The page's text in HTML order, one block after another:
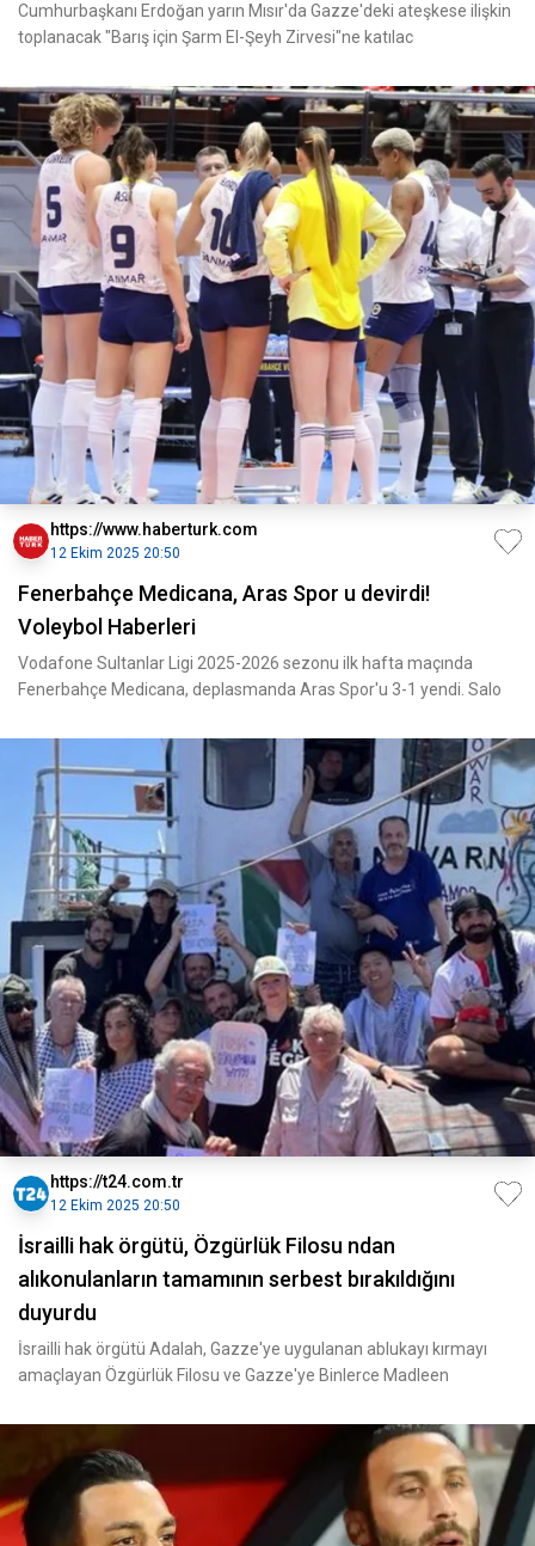
Cumhurbaşkanı Erdoğan yarın Mısır'da Gazze'deki ateşkese ilişkin
toplanacak "Barış için Şarm El-Şeyh Zirvesi"ne katılac
https://www.haberturk.com
12 Ekim 2025 20:50
Fenerbahçe Medicana, Aras Spor u devirdi!
Voleybol Haberleri
Vodafone Sultanlar Ligi 2025-2026 sezonu ilk hafta maçında
Fenerbahçe Medicana, deplasmanda Aras Spor'u 3-1 yendi. Salo
https://t24.com.tr
12 Ekim 2025 20:50
İsrailli hak örgütü, Özgürlük Filosu ndan
alıkonulanların tamamının serbest bırakıldığını
duyurdu
İsrailli hak örgütü Adalah, Gazze'ye uygulanan ablukayı kırmayı
amaçlayan Özgürlük Filosu ve Gazze'ye Binlerce Madleen